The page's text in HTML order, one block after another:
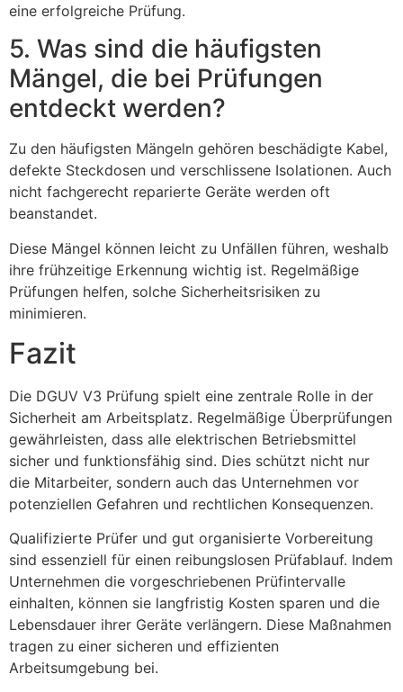
eine erfolgreiche Prüfung.
5. Was sind die häufigsten
Mängel, die bei Prüfungen
entdeckt werden?
Zu den häufigsten Mängeln gehören beschädigte Kabel,
defekte Steckdosen und verschlissene Isolationen. Auch
nicht fachgerecht reparierte Geräte werden oft
beanstandet.
Diese Mängel können leicht zu Unfällen führen, weshalb
ihre frühzeitige Erkennung wichtig ist. Regelmäßige
Prüfungen helfen, solche Sicherheitsrisiken zu
minimieren.
Fazit
Die DGUV V3 Prüfung spielt eine zentrale Rolle in der
Sicherheit am Arbeitsplatz. Regelmäßige Überprüfungen
gewährleisten, dass alle elektrischen Betriebsmittel
sicher und funktionsfähig sind. Dies schützt nicht nur
die Mitarbeiter, sondern auch das Unternehmen vor
potenziellen Gefahren und rechtlichen Konsequenzen.
Qualifizierte Prüfer und gut organisierte Vorbereitung
sind essenziell für einen reibungslosen Prüfablauf. Indem
Unternehmen die vorgeschriebenen Prüfintervalle
einhalten, können sie langfristig Kosten sparen und die
Lebensdauer ihrer Geräte verlängern. Diese Maßnahmen
tragen zu einer sicheren und effizienten
Arbeitsumgebung bei.